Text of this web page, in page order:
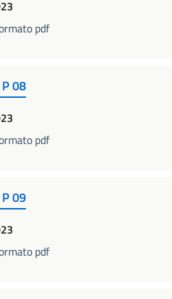
pdf
08
pdf
09
pdf